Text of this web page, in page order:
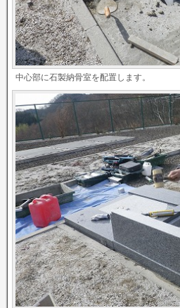
中心部に石製納骨室を配置します。